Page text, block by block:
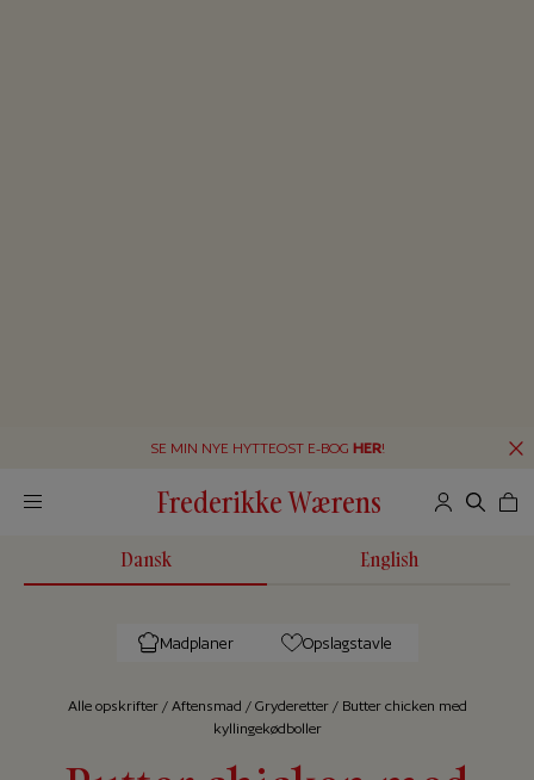
SE MIN NYE HYTTEOST E-BOG HER!
Frederikke Wærens
Dansk English
Madplaner Opslagstavle
Alle op­skrif­ter/ Aftensmad / Gryderetter/ Butter chicken med
kyllingekødboller